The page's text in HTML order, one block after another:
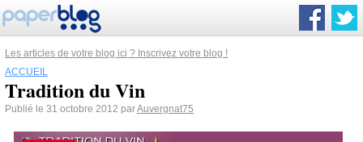
Les articles de votre blog ici ? Inscrivez votre blog !
ACCUEIL
Tradition du Vin
Publié le 31 octobre 2012 parAuvergnat75